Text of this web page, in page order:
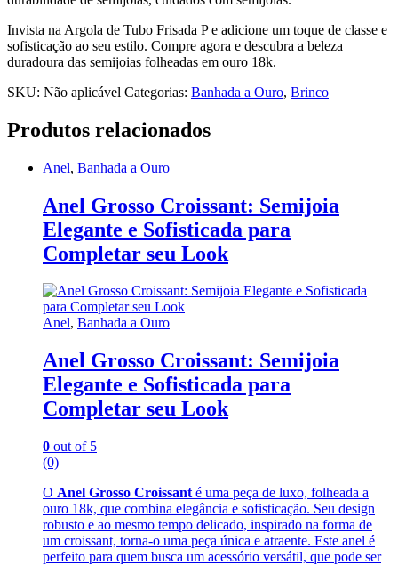
Invista na Argola de Tubo Frisada P e adicione um toque de classe e
sofisticação ao seu estilo. Compre agora e descubra a beleza
duradoura das semijoias folheadas em ouro 18k.
SKU: Não aplicável Categorias: Banhada a Ouro, Brinco
Produtos relacionados
Anel, Banhada a Ouro
Anel Grosso Croissant: Semijoia
Elegante e Sofisticada para
Completar seu Look
Anel, Banhada a Ouro
Anel Grosso Croissant: Semijoia
Elegante e Sofisticada para
Completar seu Look
0 out of 5
(0)
O Anel Grosso Croissant é uma peça de luxo, folheada a
ouro 18k, que combina elegância e sofisticação. Seu design
robusto e ao mesmo tempo delicado, inspirado na forma de
um croissant, torna-o uma peça única e atraente. Este anel é
perfeito para quem busca um acessório versátil, que pode ser